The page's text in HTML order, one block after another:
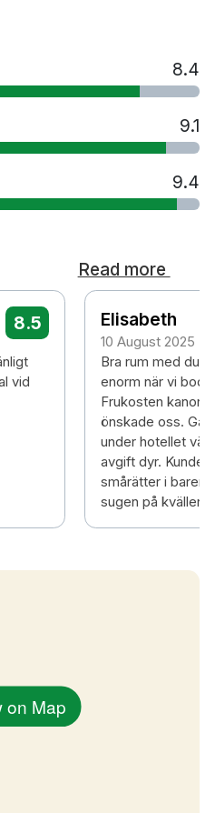
en avgift. Vänligen ange
bokning om ni önskar
dessa finns i begränsat
rum finns tillgängliga
till S:t Eriksplan
Stockholm centralstation
Arlanda flygplats
8.4
9.1
9.4
Read more
8.5
vid
Elisabeth
10 August 2025
Bra rum med
enorm när vi
Frukosten
önskade oss.
under hotellet
avgift dyr. Kunde
smårätter i baren
sugen på kvällen.
on Map